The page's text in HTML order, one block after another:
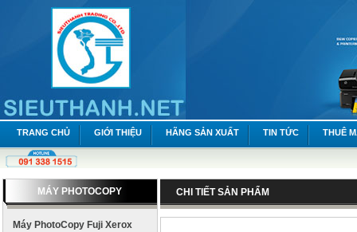
TRANG CHỦ GIỚI THIỆU HÃNG SẢN XUẤT TIN TỨC THUÊ
MÁY PHOTOCOPY
Máy PhotoCopy Fuji Xerox
CHI TIẾT SẢN PHẨM